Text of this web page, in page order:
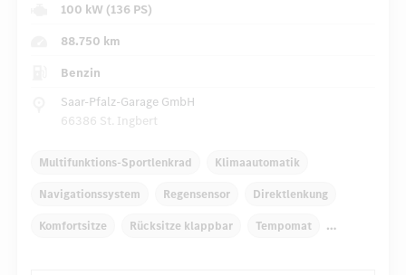
100 kW (136 PS)
88.750 km
Benzin
Saar-Pfalz-Garage GmbH
66386 St. Ingbert
Multifunktions-Sportlenkrad Klimaautomatik
Navigationssystem Regensensor Direktlenkung
Komfortsitze Rücksitze klappbar Tempomat